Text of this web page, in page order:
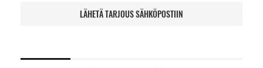
LÄHETÄ TARJOUS SÄHKÖPOSTIIN